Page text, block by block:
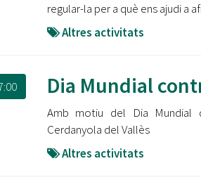
regular-la per a què ens ajudi a
Altres activitats
Dia Mundial
Amb motiu del Dia Mundial
Cerdanyola del Vallès
Altres activitats